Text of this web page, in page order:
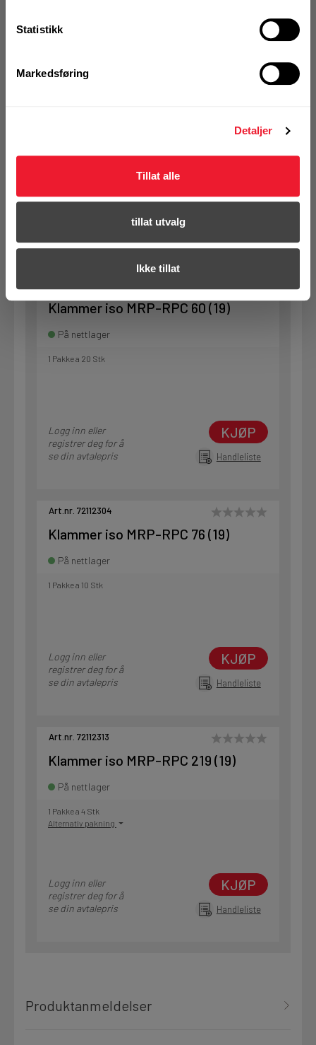
Statistikk
Markedsføring
Detaljer
Tillat alle
tillat utvalg
Ikke tillat
Klammer iso MRP-RPC 50 (19)
Logg inn eller
KJØP
Klammer iso MRP-RPC 60 (19)
På nettlager
1 Pakke a 20 Stk
Logg inn eller
registrer deg for å
se din avtalepris
KJØP
Handleliste
Art.nr. 72112304
Klammer iso MRP-RPC 76 (19)
På nettlager
1 Pakke a 10 Stk
Logg inn eller
registrer deg for å
se din avtalepris
KJØP
Handleliste
Art.nr. 72112313
Klammer iso MRP-RPC 219 (19)
På nettlager
1 Pakke a 4 Stk
Alternativ pakning
Logg inn eller
registrer deg for å
se din avtalepris
KJØP
Handleliste
Produktanmeldelser